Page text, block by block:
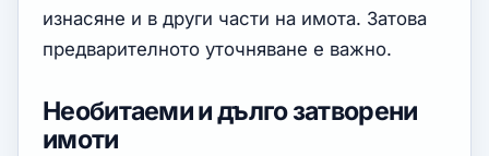
изнасяне и в други части на имота. Затова
предварителното уточняване е важно.
Необитаеми и дълго затворени
имоти